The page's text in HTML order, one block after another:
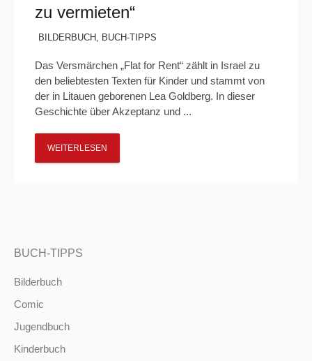
zu vermieten“
BILDERBUCH , BUCH-TIPPS
Das Versmärchen „Flat for Rent“ zählt in Israel zu
den beliebtesten Texten für Kinder und stammt von
der in Litauen geborenen Lea Goldberg. In dieser
Geschichte über Akzeptanz und ...
WEITERLESEN
BUCH-TIPPS
Bilderbuch
Comic
Jugendbuch
Kinderbuch